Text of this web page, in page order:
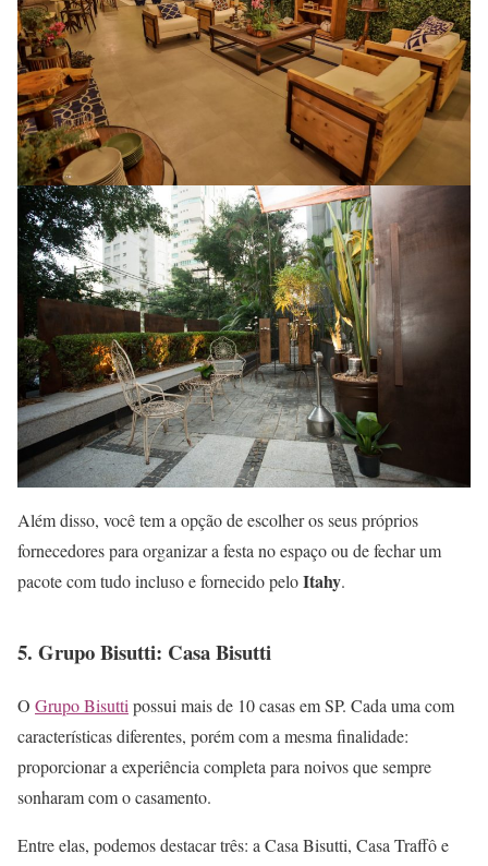
Além disso, você tem a opção de escolher os seus próprios
fornecedores para organizar a festa no espaço ou de fechar um
pacote com tudo incluso e fornecido peloItahy.
5. Grupo Bisutti: Casa Bisutti
O Grupo Bisutti possui mais de 10 casas em SP. Cada uma com
características diferentes, porém com a mesma finalidade:
proporcionar a experiência completa para noivos que sempre
sonharam com o casamento.
Entre elas, podemos destacar três: a Casa Bisutti, Casa Traffô e